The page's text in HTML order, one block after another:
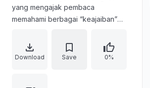
yang mengajak pembaca
memahami berbagai “keajaiban”
Materi disusun sebagai fakta atau
fenomena pada hati, berbagai
Download Save 0%